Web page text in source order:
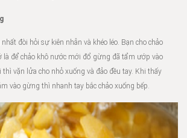
đòi hỏi sự kiên nhẫn và khéo léo. Bạn cho chảo
là để chảo khô nước mới đổ gừng đã tẩm ướp vào
vặn lửa cho nhỏ xuống và đảo đều tay. Khi thấy
vào gừng thì nhanh tay bắc chảo xuống bếp.